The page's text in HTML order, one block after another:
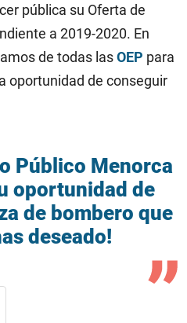
pública su Oferta de
a 2019-2020. En
de todas lasOEP para
oportunidad de conseguir
Público Menorca
oportunidad de
de bombero que
deseado!